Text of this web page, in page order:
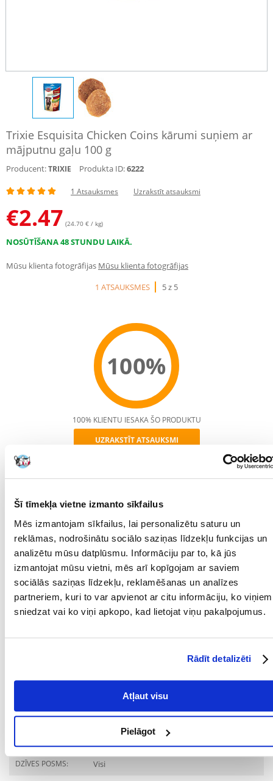
Šī tīmekļa vietne izmanto sīkfailus
Mēs izmantojam sīkfailus, lai personalizētu saturu un
reklāmas, nodrošinātu sociālo saziņas līdzekļu funkcijas un
analizētu mūsu datplūsmu. Informāciju par to, kā jūs
izmantojat mūsu vietni, mēs arī kopīgojam ar saviem
sociālās saziņas līdzekļu, reklamēšanas un analīzes
partneriem, kuri to var apvienot ar citu informāciju, ko viņiem
sniedzat vai ko viņi apkopo, kad lietojat viņu pakalpojumus.
Rādīt detalizēti
Atļaut visu
Pielāgot
Trixie Esquisita Chicken Coins kārumi suņiem ar
mājputnu gaļu 100 g
Producent:TRIXIE Produkta ID:6222
1 Atsauksmes Uzrakstīt atsauksmi
€2.47 (24.70 € / kg)
NOSŪTĪŠANA 48 STUNDU LAIKĀ.
Mūsu klienta fotogrāfijas Mūsu klienta fotogrāfijas
1 ATSAUKSMES
5 z 5
100%
Recommend
100% KLIENTU IESAKA ŠO PRODUKTU
UZRAKSTĪT ATSAUKSMI
APRAKSTS RAKSTUROJUMS
ATSAUKSMES
FOTOGRĀFIJA
Trixie putnu gaļas diski ir viegls papildinājums jūsu mājdzīvnieka
ikdienas diētai. Izgatavots no žāvētas mājputnu gaļas, kas bagāta ar
olbaltumvielām. Uzkodas stiprina jūsu suņa imūnsistēmu un kondīciju.
Optimāls gardums ar zemu tauku saturu ikvienam sunim. Produkta
priekšrocības: izgatavots no žāvētas mājputnu gaļas, bagāts ar
olbaltumvielām, stiprina imūnsistēmu, uzlabo kondīciju, maz tauku.
Zipa aizdares maisiņš ilgnoturīgam svaigumam. Iepakojums: 100g.
Parametri
IEPAKOJUMA SVARS
0.1
DZĪVES POSMS: Visi